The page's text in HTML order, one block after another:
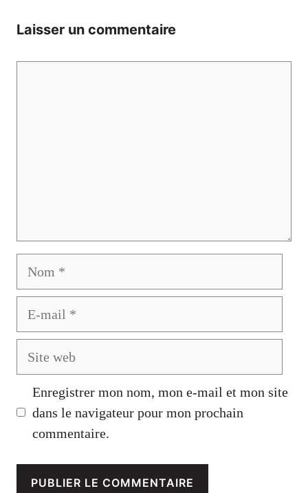
Laisser un commentaire
Enregistrer mon nom, mon e-mail et mon site
dans le navigateur pour mon prochain
commentaire.